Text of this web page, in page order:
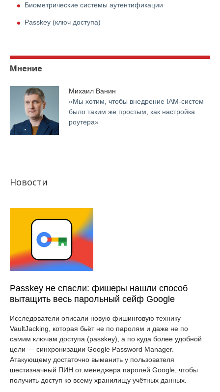
Биометрические системы аутентификации
Passkey (ключ доступа)
Мнение
Михаил Ванин
«Мы хотим, чтобы внедрение IАМ-систем
было таким же простым, как настройка
роутера»
Новости
Passkey не спасли: фишеры нашли способ
вытащить весь парольный сейф Google
Исследователи описали новую фишинговую технику
VaultJacking, которая бьёт не по паролям и даже не по
самим ключам доступа (passkey), а по куда более удобной
цели — синхронизации Google Password Manager.
Атакующему достаточно выманить у пользователя
шестизначный ПИН от менеджера паролей Google, чтобы
получить доступ ко всему хранилищу учётных данных.